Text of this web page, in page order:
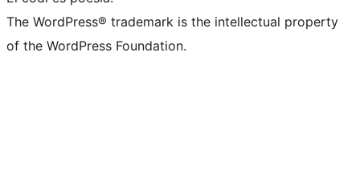
The WordPress® trademark is the intellectual property
of the WordPress Foundation.